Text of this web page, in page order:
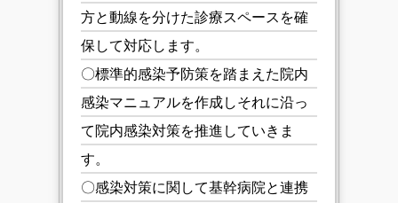
方と動線を分けた診療スペースを確
保して対応します。
〇標準的感染予防策を踏まえた院内
感染マニュアルを作成しそれに沿っ
て院内感染対策を推進していきま
す。
〇感染対策に関して基幹病院と連携